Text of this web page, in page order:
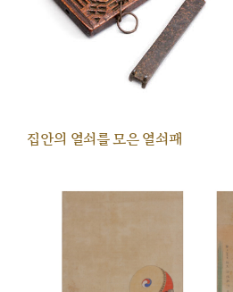
집안의 열쇠를 모은 열쇠패